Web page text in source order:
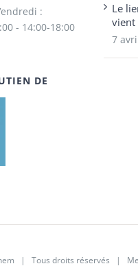
:
- 14:00-18:00
DE
Le
vient
7
| Tous droits réservés |